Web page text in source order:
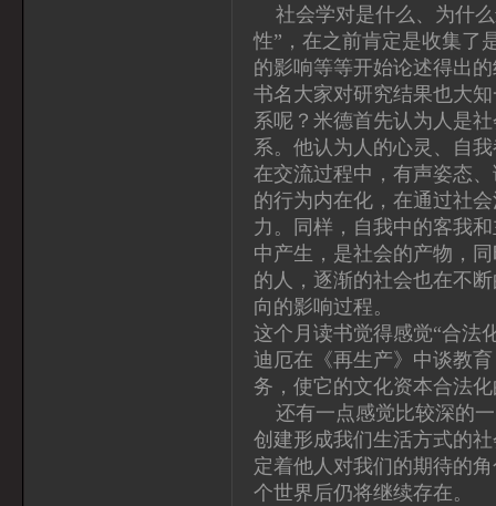
社会学对是什么、为什么
性”，在之前肯定是收集了
的影响等等开始论述得出
书名大家对研究结果也大
系呢？米德首先认为人是
系。他认为人的心灵、自
在交流过程中，有声姿态
的行为内在化，在通过社
力。同样，自我中的客我
中产生，是社会的产物，
的人，逐渐的社会也在不
向的影响过程。
这个月读书觉得感觉“合法
迪厄在《再生产》中谈教
务，使它的文化资本合法
还有一点感觉比较深的一
创建形成我们生活方式的
定着他人对我们的期待的
个世界后仍将继续存在。